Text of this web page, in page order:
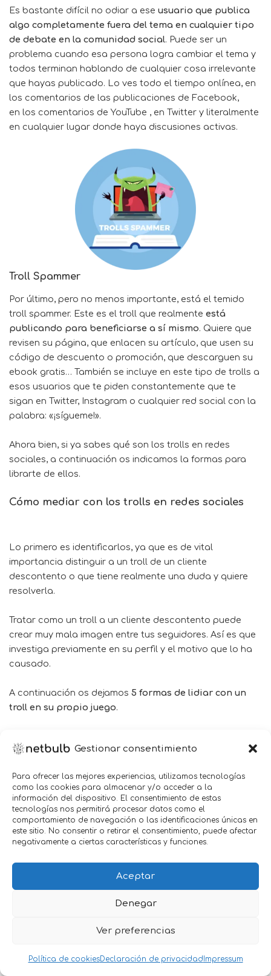
Gestionar consentimiento
Para ofrecer las mejores experiencias, utilizamos tecnologías
como las cookies para almacenar y/o acceder a la
información del dispositivo. El consentimiento de estas
tecnologías nos permitirá procesar datos como el
comportamiento de navegación o las identificaciones únicas en
este sitio. No consentir o retirar el consentimiento, puede afectar
negativamente a ciertas características y funciones.
Aceptar
Denegar
Ver preferencias
Política de cookiesDeclaración de privacidadImpressum
Es bastante difícil no odiar a ese usuario que publica
algo completamente fuera del tema en cualquier tipo
de debate en la comunidad social. Puede ser un
problema cuando esa persona logra cambiar el tema y
todos terminan hablando de cualquier cosa irrelevante
que hayas publicado. Lo ves todo el tiempo onlínea, en
los comentarios de las publicaciones de Facebook,
en los comentarios de YouTube , en Twitter y literalmente
en cualquier lugar donde haya discusiones activas.
Troll Spammer
Por último, pero no menos importante, está el temido
troll spammer. Este es el troll que realmente está
publicando para beneficiarse a sí mismo. Quiere que
revisen su página, que enlacen su artículo, que usen su
código de descuento o promoción, que descarguen su
ebook gratis… También se incluye en este tipo de trolls a
esos usuarios que te piden constantemente que te
sigan en Twitter, Instagram o cualquier red social con la
palabra: «¡sígueme!».
Ahora bien, si ya sabes qué son los trolls en redes
sociales, a continuación os indicamos la formas para
librarte de ellos.
Cómo mediar con los trolls en redes sociales
Lo primero es identificarlos, ya que es de vital
importancia distinguir a un troll de un cliente
descontento o que tiene realmente una duda y quiere
resolverla.
Tratar como un troll a un cliente descontento puede
crear muy mala imagen entre tus seguidores. Así es que
investiga previamente en su perfil y el motivo que lo ha
causado.
A continuación os dejamos 5 formas de lidiar con un
troll en su propio juego.
Una forma súper efectiva de vencer a estos trolls
que buscan provocar puedes poner en riesgo un ataque
de trolls; por lo tanto, mientras menos comentarios
dejes, menos trolls tendrás que enfrentarte.
Los trolls tienen una reserva de golpes bajos para
respondes con malicia, solo dañarás tu propia imagen y
reputación. Cuanto más le respondas de malas formas
removiendo el tema. La mejor forma de vencerlos es no
responder a sus ‘tonterías’ para que la gente no